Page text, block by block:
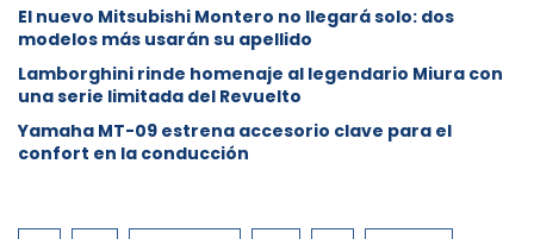
⁠El nuevo Mitsubishi Montero no llegará solo: dos
modelos más usarán su apellido
Lamborghini rinde homenaje al legendario Miura con
una serie limitada del Revuelto
Yamaha MT-09 estrena accesorio clave para el
confort en la conducción